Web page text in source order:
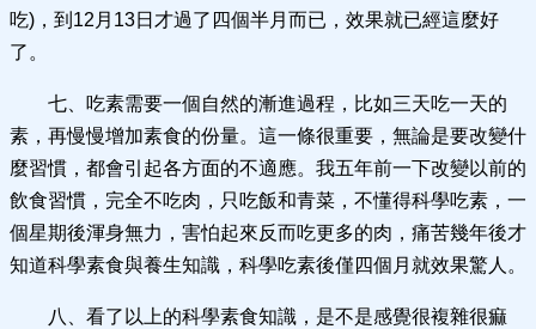
吃)，到12月13日才過了四個半月而已，效果就已經這麼好
了。
七、吃素需要一個自然的漸進過程，比如三天吃一天的
素，再慢慢增加素食的份量。這一條很重要，無論是要改變什
麼習慣，都會引起各方面的不適應。我五年前一下改變以前的
飲食習慣，完全不吃肉，只吃飯和青菜，不懂得科學吃素，一
個星期後渾身無力，害怕起來反而吃更多的肉，痛苦幾年後才
知道科學素食與養生知識，科學吃素後僅四個月就效果驚人。
八、看了以上的科學素食知識，是不是感覺很複雜很痲